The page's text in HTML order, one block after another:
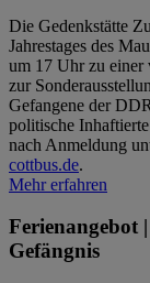
Die Gedenkstätte
Jahrestages des
um 17 Uhr zu einer
zur
Gefangene der
politische
nach Anmeldung
cottbus.de.
Mehr erfahren
Ferienangebot
Gefängnis